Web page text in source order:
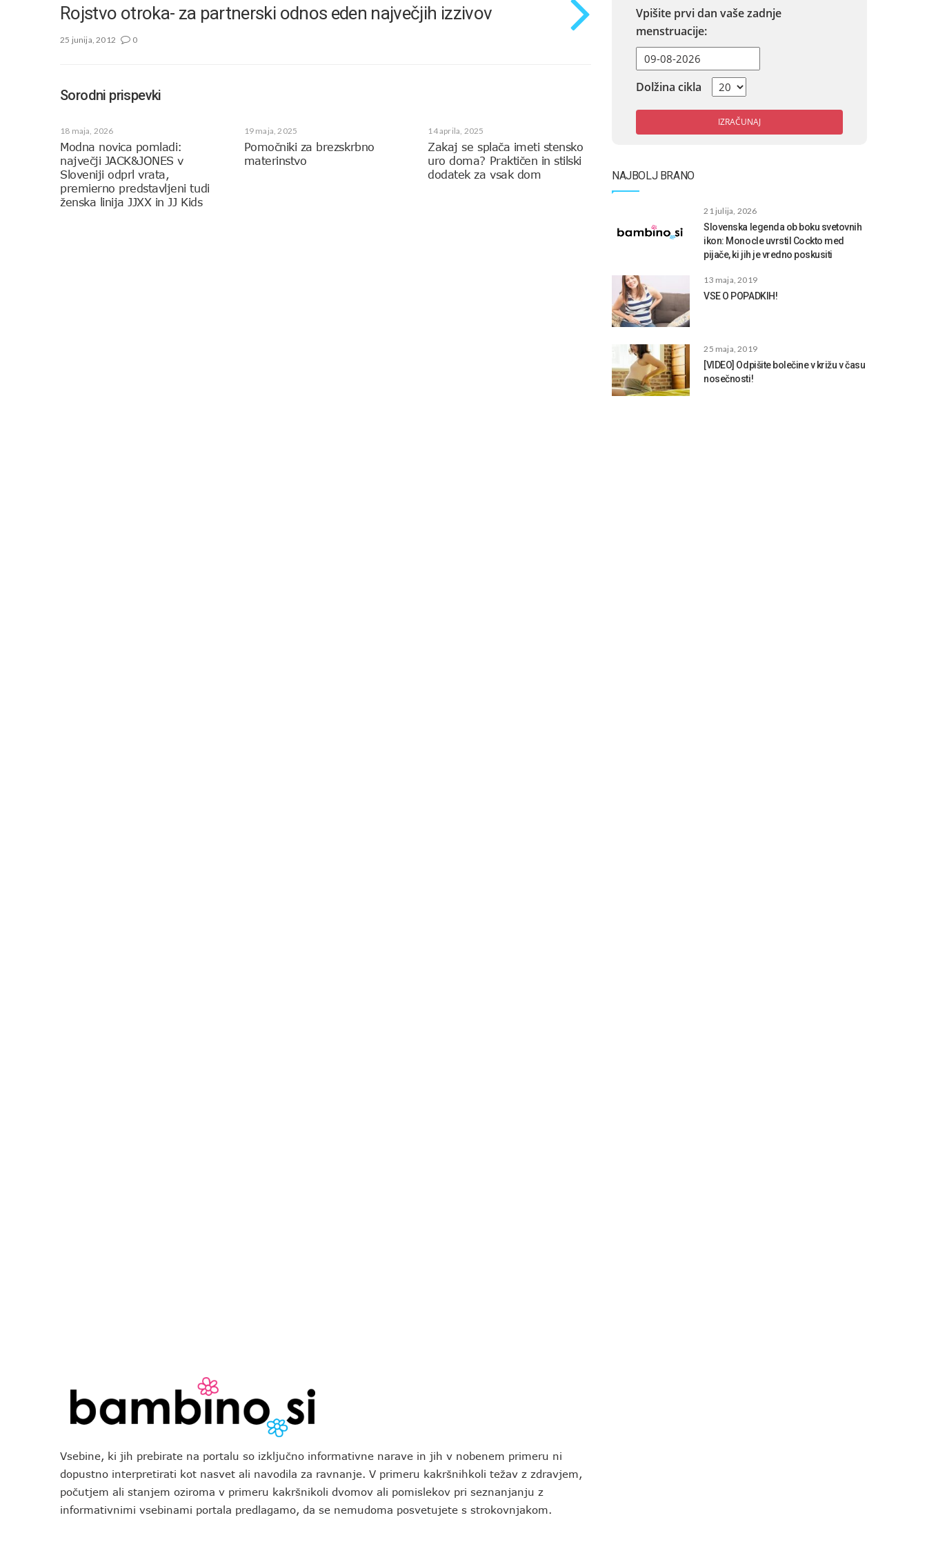
Rojstvo otroka- za partnerski odnos eden največjih izzivov
25 junija, 2012 0
Sorodni prispevki
18 maja, 2026
Modna novica pomladi:
največji JACK&JONES v
Sloveniji odprl vrata,
premierno predstavljeni tudi
ženska linija JJXX in JJ Kids
19 maja, 2025
Pomočniki za brezskrbno
materinstvo
14 aprila, 2025
Zakaj se splača imeti stensko
uro doma? Praktičen in stilski
dodatek za vsak dom
Vpišite prvi dan vaše zadnje
menstruacije:
Dolžina cikla
IZRAČUNAJ
NAJBOLJ BRANO
21 julija, 2026
Slovenska legenda ob boku svetovnih
ikon: Monocle uvrstil Cockto med
pijače, ki jih je vredno poskusiti
13 maja, 2019
VSE O POPADKIH!
25 maja, 2019
[VIDEO] Odpišite bolečine v križu v času
nosečnosti!
Vsebine, ki jih prebirate na portalu so izključno informativne narave in jih v nobenem primeru ni
dopustno interpretirati kot nasvet ali navodila za ravnanje. V primeru kakršnihkoli težav z zdravjem,
počutjem ali stanjem oziroma v primeru kakršnikoli dvomov ali pomislekov pri seznanjanju z
informativnimi vsebinami portala predlagamo, da se nemudoma posvetujete s strokovnjakom.